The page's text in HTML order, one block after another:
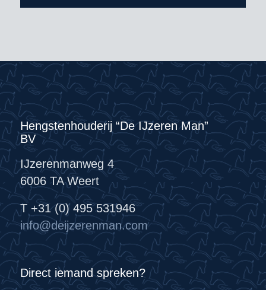
Hengstenhouderij “De IJzeren Man”
BV
IJzerenmanweg 4
6006 TA Weert
T +31 (0) 495 531946
info@deijzerenman.com
Direct iemand spreken?